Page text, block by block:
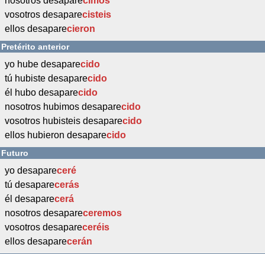
vosotros desaparecisteis
ellos desaparecieron
Pretérito anterior
yo hube desaparecido
tú hubiste desaparecido
él hubo desaparecido
nosotros hubimos desaparecido
vosotros hubisteis desaparecido
ellos hubieron desaparecido
Futuro
yo desapareceré
tú desaparecerás
él desaparecerá
nosotros desapareceremos
vosotros desapareceréis
ellos desaparecerán